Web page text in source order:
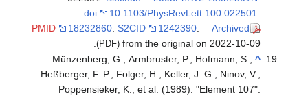
doi: 10.1103/PhysRevLett.100.022501
PMID
18232860 .S2CID 1242390 Archived
(PDF) from the original on 2022-10-09.
^
Münzenberg, G.; Armbruster, P.; Hofmann, S.;
Heßberger, F. P.; Folger, H.; Keller, J. G.; Ninov, V.;
Poppensieker, K.; et al. (1989). "Element 107".